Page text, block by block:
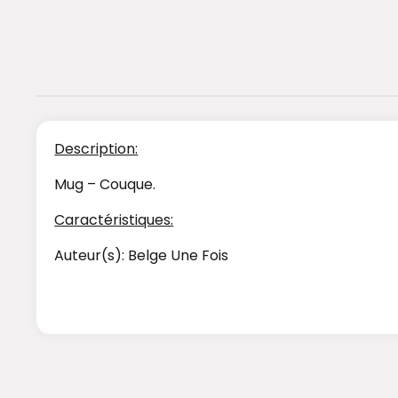
Description:
Mug – Couque.
Caractéristiques:
Auteur(s): Belge Une Fois